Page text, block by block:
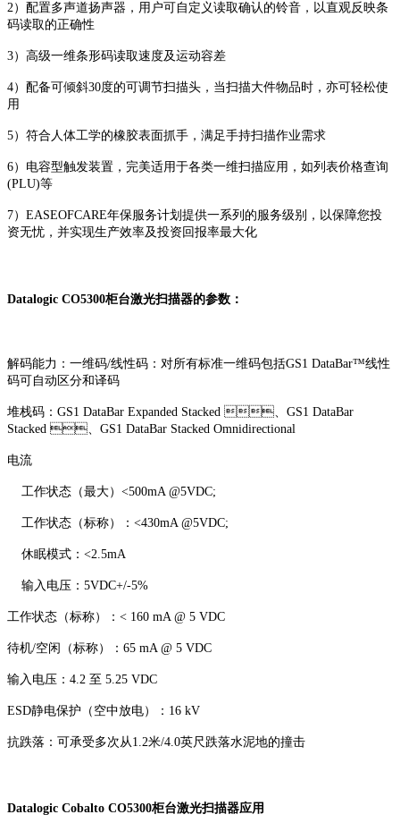
2）配置多声道扬声器，用户可自定义读取确认的铃音，以直观反映条
码读取的正确性
3）高级一维条形码读取速度及运动容差
4）配备可倾斜30度的可调节扫描头，当扫描大件物品时，亦可轻松使
用
5）符合人体工学的橡胶表面抓手，满足手持扫描作业需求
6）电容型触发装置，完美适用于各类一维扫描应用，如列表价格查询
(PLU)等
7）EASEOFCARE年保服务计划提供一系列的服务级别，以保障您投
资无忧，并实现生产效率及投资回报率最大化
Datalogic CO5300柜台激光扫描器的参数：
解码能力：一维码/线性码：对所有标准一维码包括GS1 DataBar™线性
码可自动区分和译码
堆栈码：GS1 DataBar Expanded Stacked 、GS1 DataBar
Stacked 、GS1 DataBar Stacked Omnidirectional
电流
工作状态（最大）<500mA @5VDC;
工作状态（标称）：<430mA @5VDC;
休眠模式：<2.5mA
输入电压：5VDC+/-5%
工作状态（标称）：< 160 mA @ 5 VDC
待机/空闲（标称）：65 mA @ 5 VDC
输入电压：4.2 至 5.25 VDC
ESD静电保护（空中放电）：16 kV
抗跌落：可承受多次从1.2米/4.0英尺跌落水泥地的撞击
Datalogic Cobalto CO5300柜台激光扫描器应用